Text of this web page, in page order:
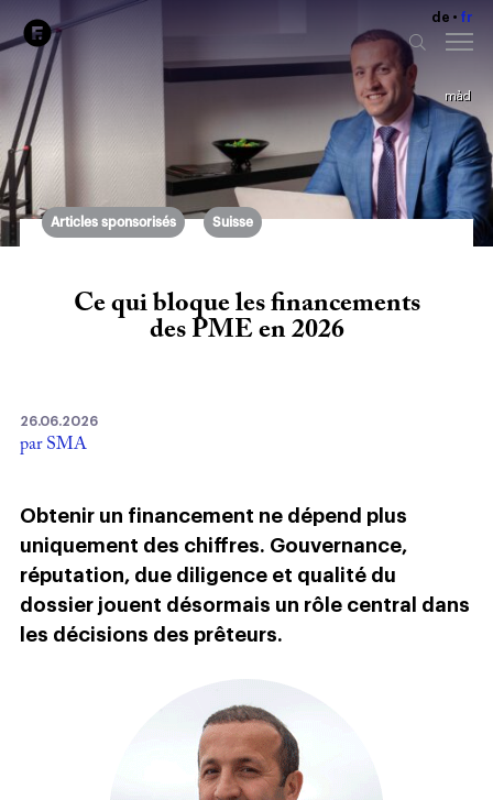
de fr
màd
Articles sponsorisés Suisse
Ce qui bloque les financements
des PME en 2026
26.06.2026
par SMA
Obtenir un financement ne dépend plus
uniquement des chiffres. Gouvernance,
réputation, due diligence et qualité du
dossier jouent désormais un rôle central dans
les décisions des prêteurs.